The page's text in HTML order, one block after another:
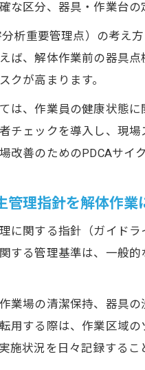
な区分、器具・作業台
分析重要管理点）の考え
ば、解体作業前の器具
クが高まります。
は、作業員の健康状態
チェックを導入し、現
改善のためのPDCAサイ
管理指針を解体作業
に関する指針（ガイド
する管理基準は、一般
業場の清潔保持、器具
用する際は、作業区域
施状況を日々記録する